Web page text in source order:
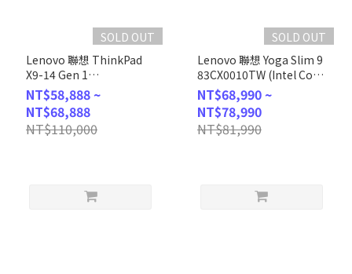
SOLD OUT
Lenovo 聯想 ThinkPad
X9-14 Gen 1
21QA001ATW (Intel Core
Ultra 7 258V/32GB/1TB
/W11P/WUXGA/14) 客製
化AI商務筆電
NT$58,888 ~
NT$68,888
NT$110,000
SOLD OUT
Lenovo 聯想 Yoga Slim 9
83CX0010TW (Intel Core
Ultra 7 258V/32GB/1TB
/W11P/4K/14) 客製化AI觸
控商務筆電
NT$68,990 ~
NT$78,990
NT$81,990